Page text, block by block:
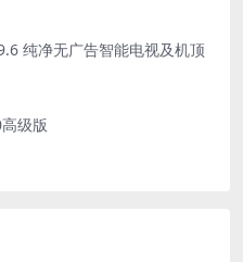
纯净无广告智能电视及机顶
级版